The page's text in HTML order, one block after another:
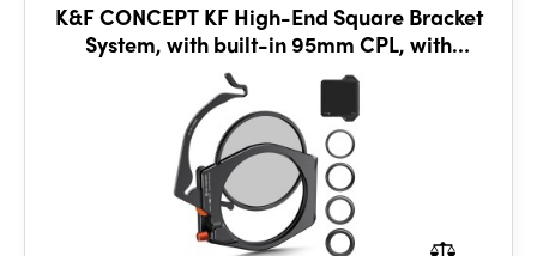
K&F CONCEPT KF High-End Square Bracket
System, with built-in 95mm CPL, with
67/72/77/82mm adapter ring